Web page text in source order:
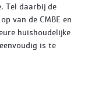
Tel daarbij de
van de CMBE en
huishoudelijke
is te